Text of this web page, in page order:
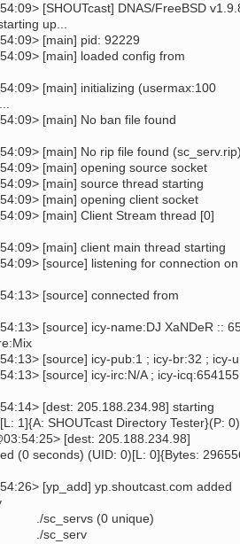
[SHOUTcast] DNAS/FreeBSD
up...
[main] pid: 92229
[main] loaded config from
[main] initializing (usermax:100
[main] No ban file found
[main] No rip file found
[main] opening source socket
[main] source thread starting
[main] opening client socket
[main] Client Stream thread [0]
[main] client main thread starting
[source] listening for connection on
[source] connected from
[source] icy-name:DJ XaNDeR ::
[source] icy-pub:1 ; icy-br:32 ; icy-
[source] icy-irc:N/A ; icy-
[dest: 205.188.234.98] starting
1]{A: SHOUTcast Directory Tester}(P: 0)
[dest: 205.188.234.98]
(0 seconds) (UID: 0)[L: 0]{Bytes:
[yp_add] yp.shoutcast.com added
sc_servs (0 unique)
./sc_serv